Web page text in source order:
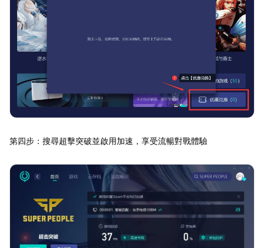
第四步：搜尋超擊突破並啟用加速，享受流暢對戰體驗